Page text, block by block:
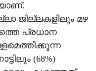
ജില്ലകളിലും മഴ
പ്രധാന
(68%)